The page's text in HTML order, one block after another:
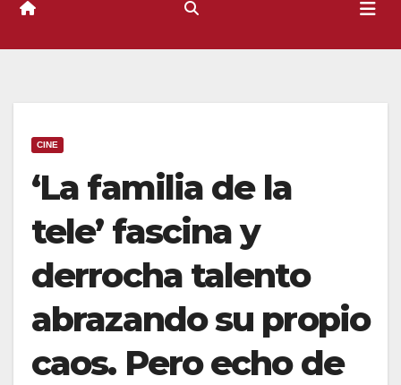
CINE
‘La familia de la
tele’ fascina y
derrocha talento
abrazando su propio
caos. Pero echo de